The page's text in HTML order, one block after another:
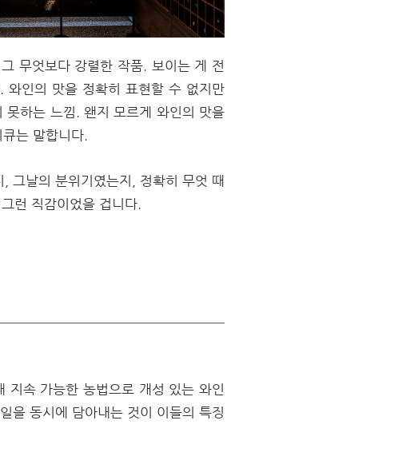
무엇보다 강렬한 작품. 보이는 게 전
와인의 맛을 정확히 표현할 수 없지만
하는 느낌. 왠지 모르게 와인의 맛을
는 말합니다.
그날의 분위기였는지, 정확히 무엇 때
런 직감이었을 겁니다.
지속 가능한 농법으로 개성 있는 와인
을 동시에 담아내는 것이 이들의 특징